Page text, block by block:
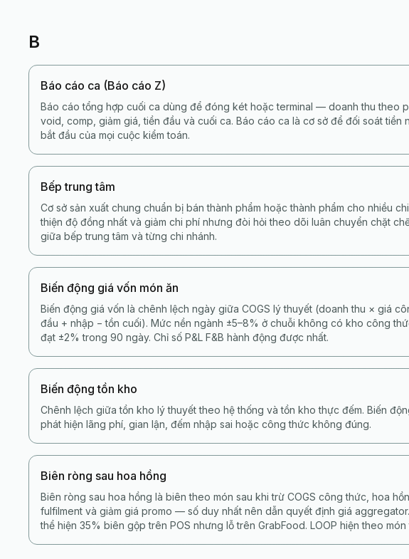
B
Báo cáo ca (Báo cáo Z)
Báo cáo tổng hợp cuối ca dùng để đóng két hoặc terminal — doanh thu theo
void, comp, giảm giá, tiền đầu và cuối ca. Báo cáo ca là cơ sở để đối soát tiền
bắt đầu của mọi cuộc kiểm toán.
Bếp trung tâm
Cơ sở sản xuất chung chuẩn bị bán thành phẩm hoặc thành phẩm cho nhiều
thiện độ đồng nhất và giảm chi phí nhưng đòi hỏi theo dõi luân chuyển chặt
giữa bếp trung tâm và từng chi nhánh.
Biến động giá vốn món ăn
Biến động giá vốn là chênh lệch ngày giữa COGS lý thuyết (doanh thu × giá
đầu + nhập − tồn cuối). Mức nền ngành ±5–8% ở chuỗi không có kho công
đạt ±2% trong 90 ngày. Chỉ số P&L F&B hành động được nhất.
Biến động tồn kho
Chênh lệch giữa tồn kho lý thuyết theo hệ thống và tồn kho thực đếm. Biến
phát hiện lãng phí, gian lận, đếm nhập sai hoặc công thức không đúng.
Biên ròng sau hoa hồng
Biên ròng sau hoa hồng là biên theo món sau khi trừ COGS công thức, hoa
fulfilment và giảm giá promo — số duy nhất nên dẫn quyết định giá
thể hiện 35% biên gộp trên POS nhưng lỗ trên GrabFood. LOOP hiện theo